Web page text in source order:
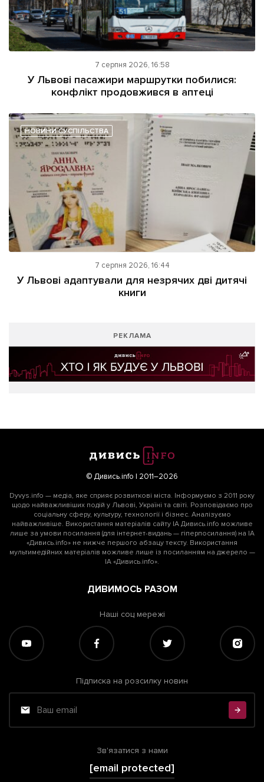
7 серпня 2026, 16:58
У Львові пасажири маршрутки побилися:
конфлікт продовжився в аптеці
НОВИНИ СУСПІЛЬСТВА
7 серпня 2026, 16:44
У Львові адаптували для незрячих дві дитячі
книги
РЕКЛАМА
© Дивись.info | 2011–2026
Dyvys.info — медіа, яке сприяє розвиткові міста. Інформуємо з 2011 року
щодо найважливіших подій у Львові, Україні та світі. Розповідаємо про
соціальну сферу, культуру, технології і бізнес. Аналізуємо
найважливіше. Використання матеріалів сайту ІА Дивись.info можливе
лише за умови посилання (для інтернет-видань — гіперпосилання) на ІА
«Дивись.info» не нижче першого абзацу тексту. Використання
мультимедійних матеріалів можливе лише із посиланням на джерело —
ІА «Дивись.info».
ДИВИМОСЬ РАЗОМ
Наші соц мережі
Підписка на розсилку новин
Зв'язатися з нами
[email protected]